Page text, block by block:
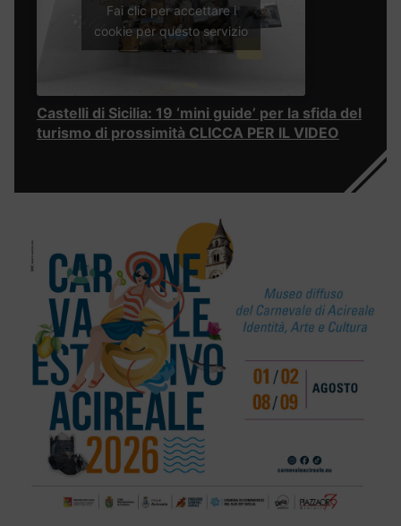
Fai clic per accettare i
cookie per questo servizio
Castelli di Sicilia: 19 ‘mini guide’ per la sfida del
turismo di prossimità CLICCA PER IL VIDEO